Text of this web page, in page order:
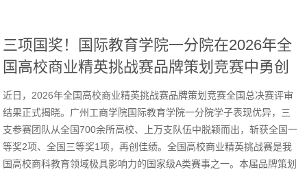
三项国奖！国际教育学院一分院在2026年全
国高校商业精英挑战赛品牌策划竞赛中勇创
佳绩
近日，2026年全国高校商业精英挑战赛品牌策划竞赛全国总决赛评审
结果正式揭晓。广州工商学院国际教育学院一分院学子表现优异，三
支参赛团队从全国700余所高校、上万支队伍中脱颖而出，斩获全国一
等奖2项、全国三等奖1项，再创佳绩。全国高校商业精英挑战赛是我
国高校商科教育领域极具影响力的国家级A类赛事之一。本届品牌策划